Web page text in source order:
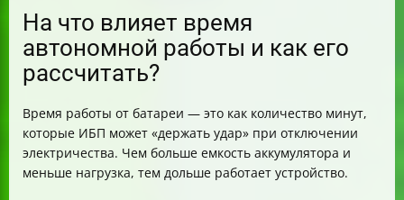
На что влияет время
автономной работы и как его
рассчитать?
Время работы от батареи — это как количество минут,
которые ИБП может «держать удар» при отключении
электричества. Чем больше емкость аккумулятора и
меньше нагрузка, тем дольше работает устройство.